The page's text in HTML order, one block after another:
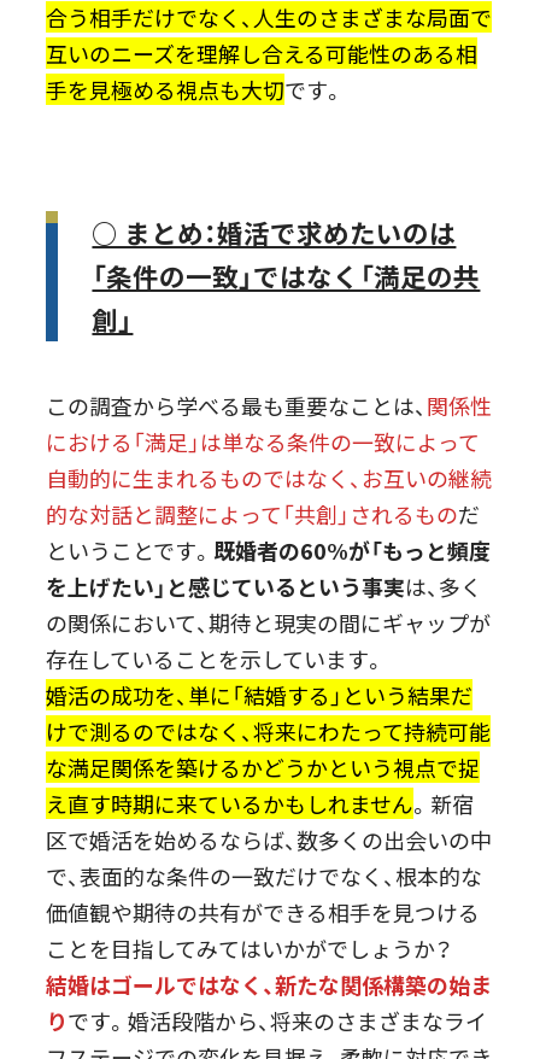
合う相手だけでなく、人生のさまざまな局面で
互いのニーズを理解し合える可能性のある相
手を見極める視点も大切です。
○ まとめ：婚活で求めたいのは
「条件の一致」ではなく「満足の共
創」
この調査から学べる最も重要なことは、関係性
における「満足」は単なる条件の一致によって
自動的に生まれるものではなく、お互いの継続
的な対話と調整によって「共創」されるものだ
ということです。 既婚者の60%が「もっと頻度
を上げたい」と感じているという事実は、多く
の関係において、期待と現実の間にギャップが
存在していることを示しています。
婚活の成功を、単に「結婚する」という結果だ
けで測るのではなく、将来にわたって持続可能
な満足関係を築けるかどうかという視点で捉
え直す時期に来ているかもしれません。新宿
区で婚活を始めるならば、数多くの出会いの中
で、表面的な条件の一致だけでなく、根本的な
価値観や期待の共有ができる相手を見つける
ことを目指してみてはいかがでしょうか？
結婚はゴールではなく、新たな関係構築の始ま
りです。婚活段階から、将来のさまざまなライ